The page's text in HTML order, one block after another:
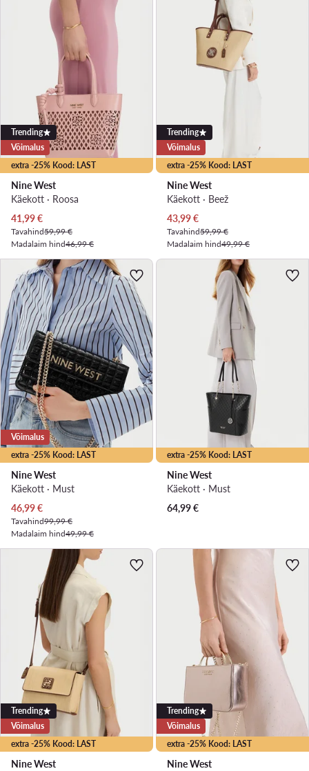
extra -25% Kood: LAST
Trending
Võimalus
Nine West
Käekott · Roosa
Praegune hind
41,99€
Tavahind59,99 €
Madalaim hind46,99 €
extra -25% Kood: LAST
Trending
Võimalus
Nine West
Käekott · Beež
Praegune hind
43,99€
Tavahind59,99 €
Madalaim hind49,99 €
extra -25% Kood: LAST
Võimalus
Nine West
Käekott · Must
Praegune hind
46,99€
Tavahind99,99 €
Madalaim hind49,99 €
extra -25% Kood: LAST
Nine West
Käekott · Must
64,99€
extra -25% Kood: LAST
Trending
Võimalus
Nine West
extra -25% Kood: LAST
Trending
Võimalus
Nine West